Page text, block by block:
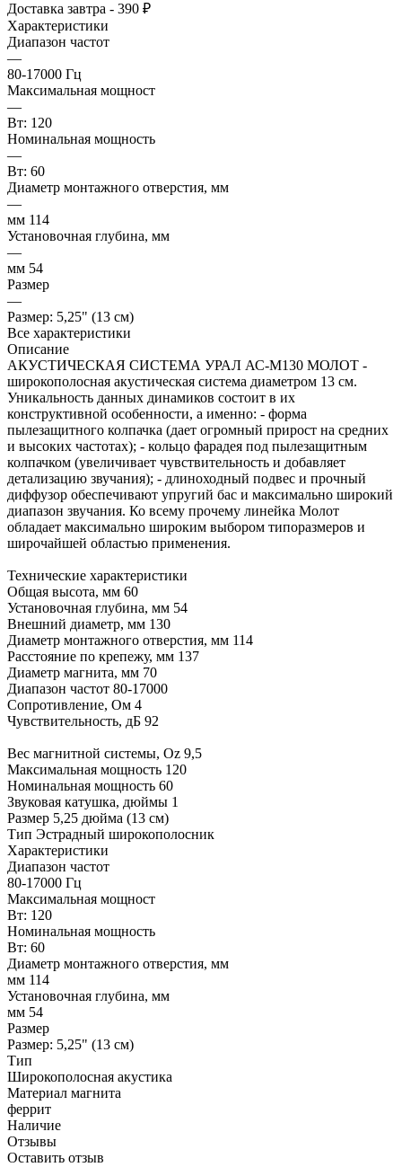
Доставка завтра - 390 ₽
Характеристики
Диапазон частот
—
80-17000 Гц
Максимальная мощност
—
Вт: 120
Номинальная мощность
—
Вт: 60
Диаметр монтажного отверстия, мм
—
мм 114
Установочная глубина, мм
—
мм 54
Размер
—
Размер: 5,25" (13 см)
Все характеристики
Описание
АКУСТИЧЕСКАЯ СИСТЕМА УРАЛ АС-М130 МОЛОТ -
широкополосная акустическая система диаметром 13 см.
Уникальность данных динамиков состоит в их
конструктивной особенности, а именно: - форма
пылезащитного колпачка (дает огромный прирост на средних
и высоких частотах); - кольцо фарадея под пылезащитным
колпачком (увеличивает чувствительность и добавляет
детализацию звучания); - длиноходный подвес и прочный
диффузор обеспечивают упругий бас и максимально широкий
диапазон звучания. Ко всему прочему линейка Молот
обладает максимально широким выбором типоразмеров и
широчайшей областью применения.
Технические характеристики
Общая высота, мм 60
Установочная глубина, мм 54
Внешний диаметр, мм 130
Диаметр монтажного отверстия, мм 114
Расстояние по крепежу, мм 137
Диаметр магнита, мм 70
Диапазон частот 80-17000
Сопротивление, Ом 4
Чувствительность, дБ 92
Вес магнитной системы, Oz 9,5
Максимальная мощность 120
Номинальная мощность 60
Звуковая катушка, дюймы 1
Размер 5,25 дюйма (13 см)
Тип Эстрадный широкополосник
Характеристики
Диапазон частот
80-17000 Гц
Максимальная мощност
Вт: 120
Номинальная мощность
Вт: 60
Диаметр монтажного отверстия, мм
мм 114
Установочная глубина, мм
мм 54
Размер
Размер: 5,25" (13 см)
Тип
Широкополосная акустика
Материал магнита
феррит
Наличие
Отзывы
Оставить отзыв